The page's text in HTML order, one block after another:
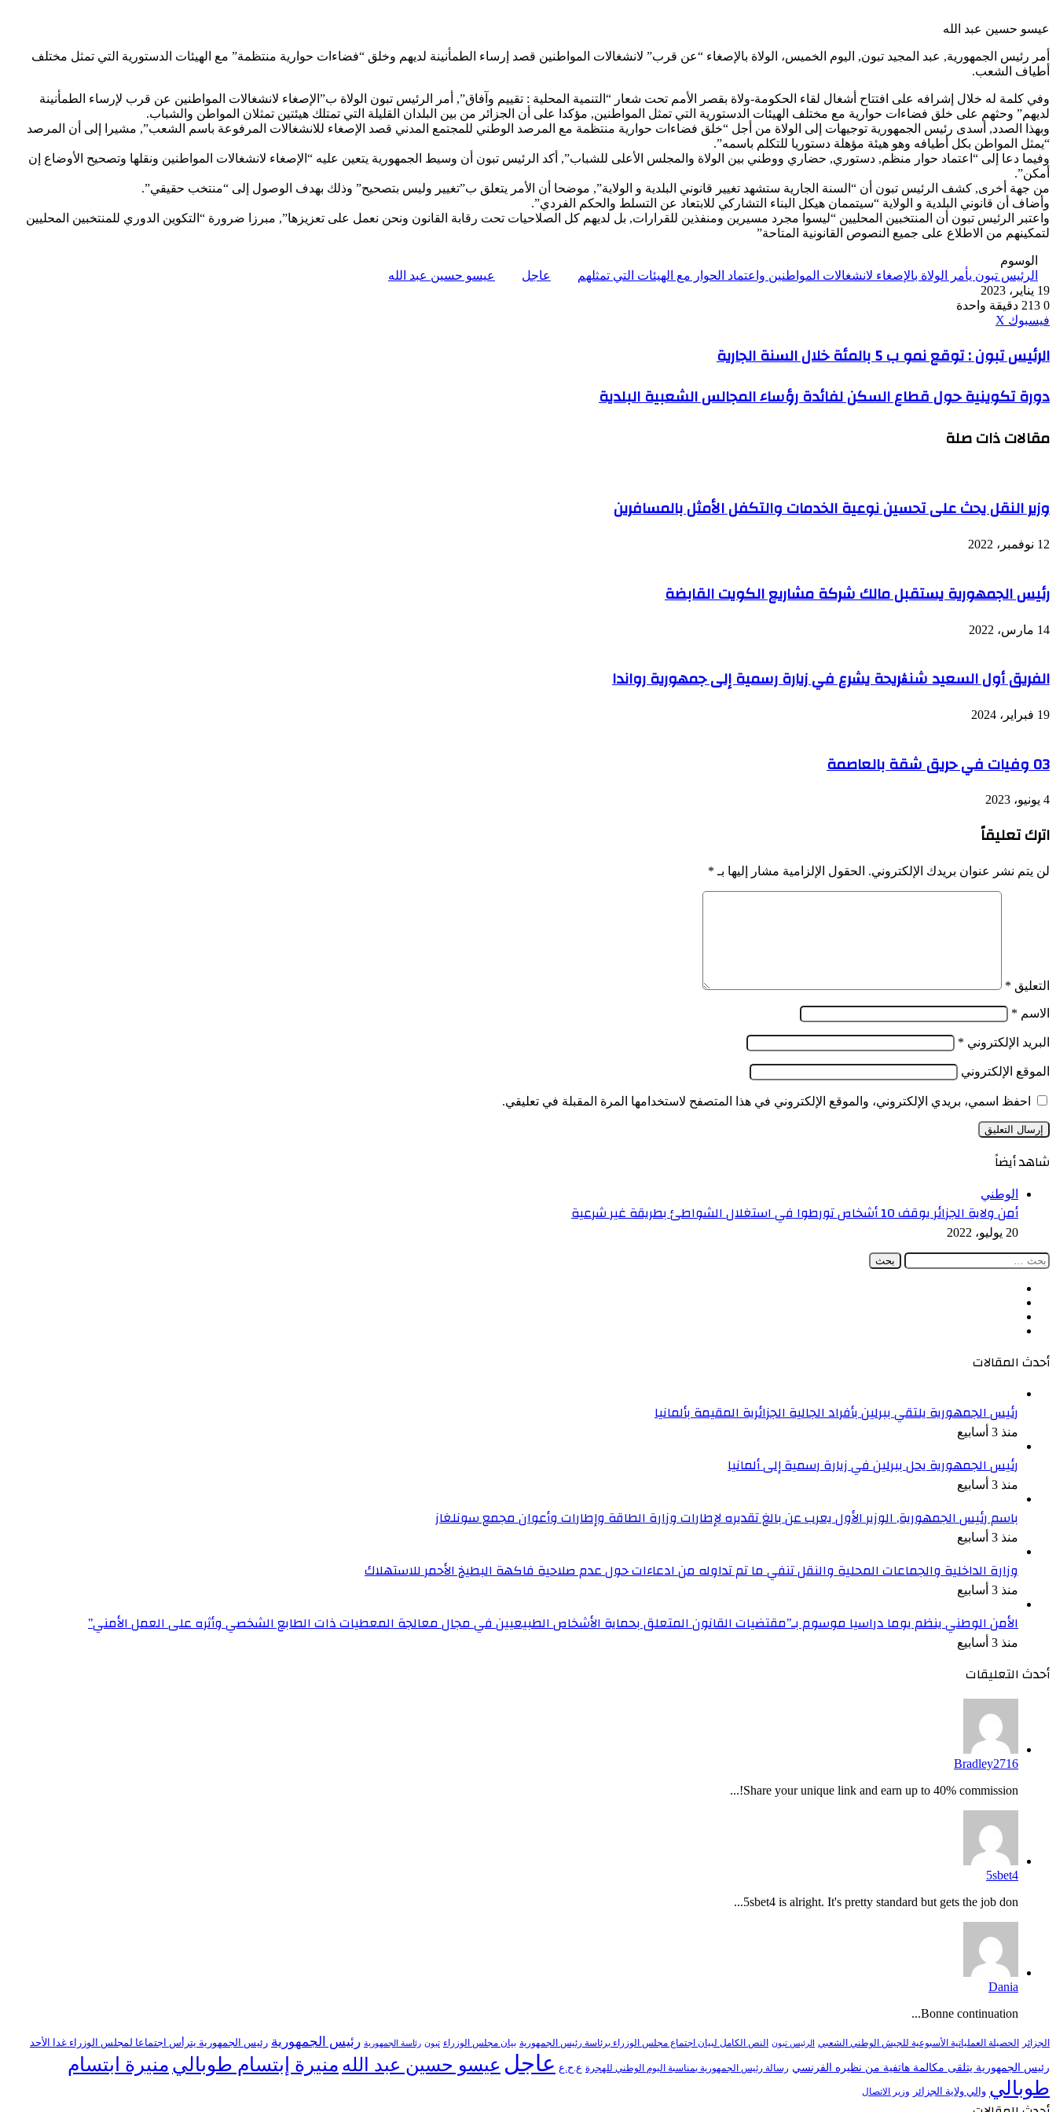
عيسو حسين عبد الله
أمر رئيس الجمهورية, عبد المجيد تبون, اليوم الخميس، الولاة بالإصغاء “عن قرب” لانشغالات المواطنين قصد إرساء الطمأنينة لديهم وخلق “فضاءات حوارية منتظمة” مع الهيئات الدستورية التي تمثل مختلف
أطياف الشعب.
وفي كلمة له خلال إشرافه على افتتاح أشغال لقاء الحكومة-ولاة بقصر الأمم تحت شعار “التنمية المحلية : تقييم وآفاق”, أمر الرئيس تبون الولاة ب”الإصغاء لانشغالات المواطنين عن قرب لإرساء الطمأنينة
لديهم” وحثهم على خلق فضاءات حوارية مع مختلف الهيئات الدستورية التي تمثل المواطنين, مؤكدا على أن الجزائر من بين البلدان القليلة التي تمتلك هيئتين تمثلان المواطن والشباب.
وبهذا الصدد, أسدى رئيس الجمهورية توجيهات إلى الولاة من أجل “خلق فضاءات حوارية منتظمة مع المرصد الوطني للمجتمع المدني قصد الإصغاء للانشغالات المرفوعة باسم الشعب”, مشيرا إلى أن المرصد
“يمثل المواطن بكل أطيافه وهو هيئة مؤهلة دستوريا للتكلم باسمه”.
وفيما دعا إلى “اعتماد حوار منظم, دستوري, حضاري ووطني بين الولاة والمجلس الأعلى للشباب”, أكد الرئيس تبون أن وسيط الجمهورية يتعين عليه “الإصغاء لانشغالات المواطنين ونقلها وتصحيح الأوضاع إن
أمكن”.
من جهة أخرى, كشف الرئيس تبون أن “السنة الجارية ستشهد تغيير قانوني البلدية و الولاية”, موضحا أن الأمر يتعلق ب”تغيير وليس بتصحيح” وذلك بهدف الوصول إلى “منتخب حقيقي”.
وأضاف أن قانوني البلدية و الولاية “سيتممان هيكل البناء التشاركي للابتعاد عن التسلط والحكم الفردي”.
واعتبر الرئيس تبون أن المنتخبين المحليين “ليسوا مجرد مسيرين ومنفذين للقرارات, بل لديهم كل الصلاحيات تحت رقابة القانون ونحن نعمل على تعزيزها”, مبرزا ضرورة “التكوين الدوري للمنتخبين المحليين
لتمكينهم من الاطلاع على جميع النصوص القانونية المتاحة”
الوسوم
الرئيس تبون يأمر الولاة بالإصغاء لانشغالات المواطنين واعتماد الحوار مع الهيئات التي تمثلهم
عاجل
عيسو حسين عبد الله
19 يناير، 2023
0
دقيقة واحدة
فيسبوك ‫X
الرئيس
تبون
توقع
نمو
5
الرئيس تبون : توقع نمو ب 5 بالمئة خلال السنة الجارية
تكوينية
قطاع
الشعبية
دورة تكوينية حول قطاع السكن لفائدة رؤساء المجالس الشعبية البلدية
مقالات ذات صلة
وزير النقل يحث على تحسين نوعية الخدمات والتكفل الأمثل بالمسافرين
12 نوفمبر، 2022
رئيس الجمهورية يستقبل مالك شركة مشاريع الكويت القابضة
14 مارس، 2022
الفريق أول السعيد شنڨريحة يشرع في زيارة رسمية إلى جمهورية رواندا
19 فبراير، 2024
03 وفيات في حريق شقة بالعاصمة
4 يونيو، 2023
اترك تعليقاً
لن يتم نشر عنوان بريدك الإلكتروني. الحقول الإلزامية مشار إليها بـ *
التعليق *
الاسم *
البريد الإلكتروني *
الموقع الإلكتروني
احفظ اسمي، بريدي الإلكتروني، والموقع الإلكتروني في هذا المتصفح لاستخدامها المرة المقبلة في تعليقي.
شاهد أيضاً
الوطني
أمن ولاية الجزائر يوقف 10 أشخاص تورطوا في استغلال الشواطئ بطريقة غير شرعية
20 يوليو، 2022
البحث
أحدث المقالات
رئيس الجمهورية يلتقي ببرلين بأفراد الجالية الجزائرية المقيمة بألمانيا
منذ 3 أسابيع
رئيس الجمهورية يحل ببرلين في زيارة رسمية إلى ألمانيا
منذ 3 أسابيع
باسم رئيس الجمهورية, الوزير الأول يعرب عن بالغ تقديره لإطارات وزارة الطاقة وإطارات وأعوان مجمع سونلغاز
منذ 3 أسابيع
وزارة الداخلية والجماعات المحلية والنقل تنفي ما تم تداوله من ادعاءات حول عدم صلاحية فاكهة البطيخ الأحمر للاستهلاك
منذ 3 أسابيع
الأمن الوطني ينظم يوما دراسيا موسوم بـ”مقتضيات القانون المتعلق بحماية الأشخاص الطبيعيين في مجال معالجة المعطيات ذات الطابع الشخصي وأثره على العمل الأمني”
منذ 3 أسابيع
أحدث التعليقات
Bradley2716
Share your unique link and earn up to 40% commission!...
5sbet4
5sbet4 is alright. It's pretty standard but gets the job don...
Dania
Bonne continuation...
الجزائر الحصيلة العملياتية الأسبوعية للجيش الوطني الشعبي الرئيس تبون النص الكامل لبيان اجتماع مجلس الوزراء برئاسة رئيس الجمهورية بيان مجلس الوزراء تبون رئاسة الجمهورية رئيس الجمهورية رئيس الجمهورية يترأس اجتماعا لمجلس الوزراء غدا الأحد
رئيس الجمهورية يتلقى مكالمة هاتفية من نظيره الفرنسي رسالة رئيس الجمهورية بمناسبة اليوم الوطني للهجرة ع.ح.ع عاجل عيسو حسين عبد الله منيرة إبتسام طوبالي منيرة ابتسام
طوبالي والي ولاية الجزائر وزير الاتصال